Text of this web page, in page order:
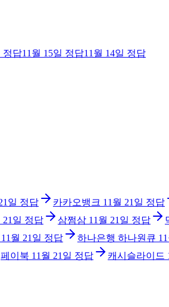
정답11월 15일 정답11월 14일 정답
일 정답 카카오뱅크 11월 21일 정답
21일 정답 삼쩜삼 11월 21일 정답
11월 21일 정답 하나은행 하나원큐
페이북 11월 21일 정답 캐시슬라이드